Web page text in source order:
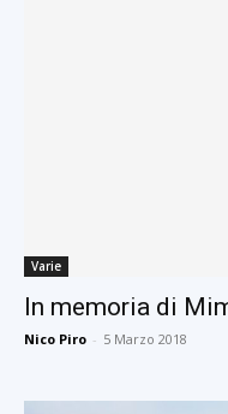
Varie
In memoria di
Nico Piro - 5 Marzo 2018